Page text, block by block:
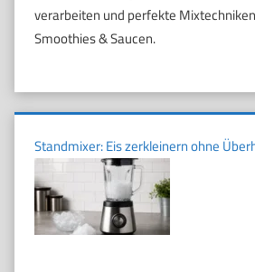
verarbeiten und perfekte
Smoothies & Saucen.
Standmixer: Eis zerkleinern ohne